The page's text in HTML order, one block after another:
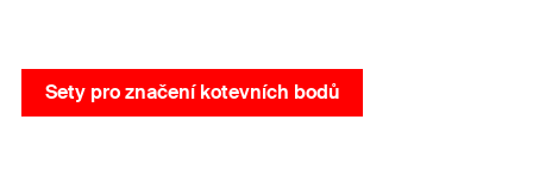
Sety pro značení kotevních bodů